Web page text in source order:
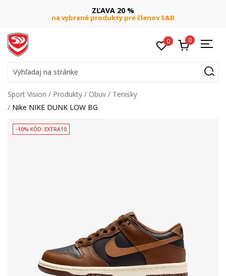
ZĽAVA 20 %
na vybrané produkty pre členov S&B
0 0
Vyhľadaj na stránke
Sport Vision Produkty Obuv
Tenisky
Nike NIKE DUNK LOW BG
-10% KÓD: EXTRA10